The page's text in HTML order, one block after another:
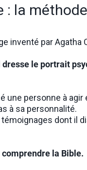
: la
inventé par Agatha
dresse le portrait
une personne à
à sa personnalité.
dont il
comprendre la Bible.